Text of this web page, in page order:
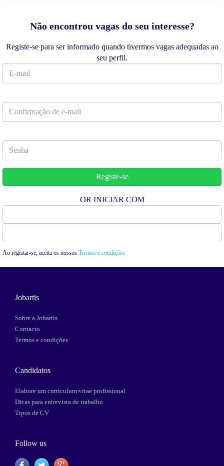
Não encontrou vagas do seu interesse?
Registe-se para ser informado quando tivermos vagas adequadas ao
seu perfil.
OR INICIAR COM
Ao registar-se, aceita os nossos Termos e condições
Jobartis
Sobre a Jobartis
Contacto
Termos e condições
Candidatos
Elabore um curriculum vitae profissional
Dicas para entrevista de trabalho
Tipos de CV
Follow us